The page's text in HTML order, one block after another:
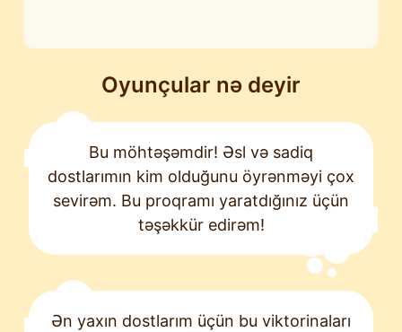
Oyunçular nə deyir
Bu möhtəşəmdir! Əsl və sadiq
dostlarımın kim olduğunu öyrənməyi çox
sevirəm. Bu proqramı yaratdığınız üçün
təşəkkür edirəm!
Ən yaxın dostlarım üçün bu viktorinaları